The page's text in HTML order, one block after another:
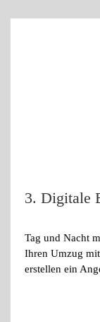
3. Digitale
Tag und Nacht
Ihren Umzug
erstellen ein